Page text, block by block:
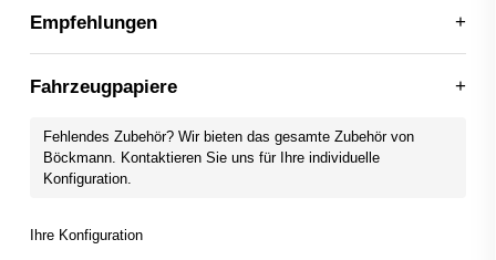
Empfehlungen
Fahrzeugpapiere
Fehlendes Zubehör? Wir bieten das gesamte Zubehör von
Böckmann. Kontaktieren Sie uns für Ihre individuelle
Konfiguration.